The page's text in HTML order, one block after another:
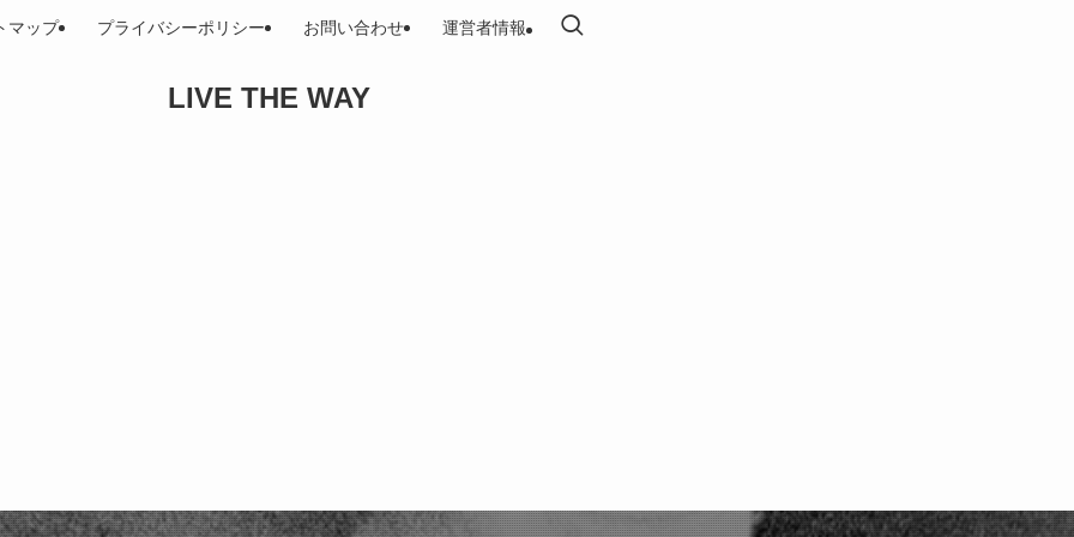
LIVE THE WAY
マップ プライバシーポリシー お問い合わせ 運営者情報